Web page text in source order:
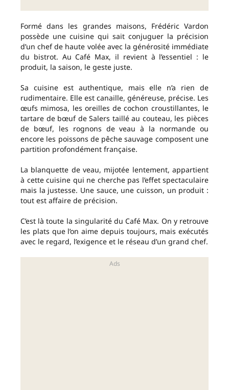
Formé dans les grandes maisons, Frédéric Vardon
possède une cuisine qui sait conjuguer la précision
d’un chef de haute volée avec la générosité immédiate
du bistrot. Au Café Max, il revient à l’essentiel : le
produit, la saison, le geste juste.
Sa cuisine est authentique, mais elle n’a rien de
rudimentaire. Elle est canaille, généreuse, précise. Les
œufs mimosa, les oreilles de cochon croustillantes, le
tartare de bœuf de Salers taillé au couteau, les pièces
de bœuf, les rognons de veau à la normande ou
encore les poissons de pêche sauvage composent une
partition profondément française.
La blanquette de veau, mijotée lentement, appartient
à cette cuisine qui ne cherche pas l’effet spectaculaire
mais la justesse. Une sauce, une cuisson, un produit :
tout est affaire de précision.
C’est là toute la singularité du Café Max. On y retrouve
les plats que l’on aime depuis toujours, mais exécutés
avec le regard, l’exigence et le réseau d’un grand chef.